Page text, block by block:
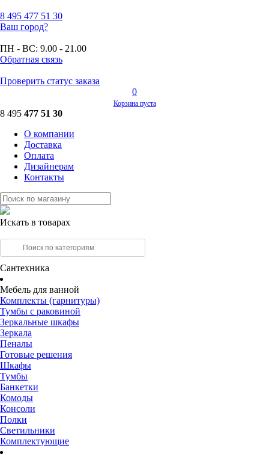
8 495 477 51 30
Ваш город?
ПН - ВС: 9.00 - 21.00
Обратная связь
Проверить статус заказа
0
Корзина пуста
8 495 477 51 30
О компании
Доставка
Оплата
Дизайнерам
Контакты
Искать в товарах
Сантехника
Мебель для ванной
Комплекты (гарнитуры)
Тумбы с раковиной
Зеркальные шкафы
Зеркала
Пеналы
Готовые решения
Шкафы
Тумбы
Банкетки
Комоды
Консоли
Полки
Светильники
Комплектующие